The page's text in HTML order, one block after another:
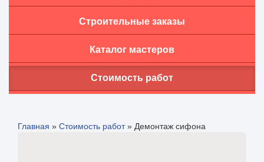
Строительные заказы
Каталог мастеров
Стоимость работ
Главная » Стоимость работ» Демонтаж сифона